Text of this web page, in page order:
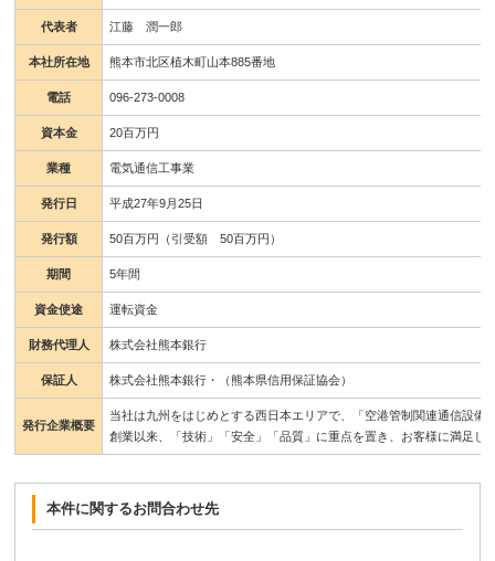
代表者 江藤 潤一郎
本社所在地 熊本市北区植木町山本885番地
電話 096-273-0008
資本金 20百万円
業種 電気通信工事業
発行日 平成27年9月25日
発行額 50百万円（引受額 50百万円）
期間 5年間
資金使途 運転資金
財務代理人 株式会社熊本銀行
保証人 株式会社熊本銀行・（熊本県信用保証協会）
発行企業概要
当社は九州をはじめとする西日本エリアで、「空港管制関連通信設
創業以来、「技術」「安全」「品質」に重点を置き、お客様に満足
本件に関するお問合わせ先